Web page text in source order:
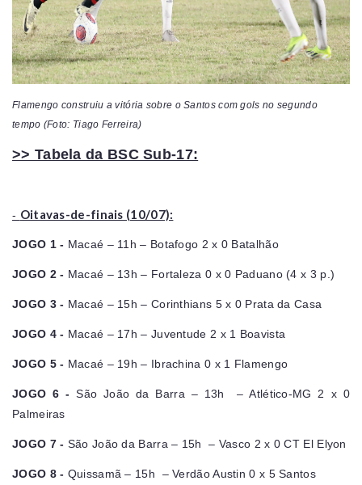
Flamengo construiu a vitória sobre o Santos com gols no segundo
tempo (Foto: Tiago Ferreira)
>> Tabela da BSC Sub-17:
- Oitavas-de-finais (10/07):
JOGO 1 - Macaé – 11h – Botafogo 2 x 0 Batalhão
JOGO 2 - Macaé – 13h – Fortaleza 0 x 0 Paduano (4 x 3 p.)
JOGO 3 - Macaé – 15h – Corinthians 5 x 0 Prata da Casa
JOGO 4 - Macaé – 17h – Juventude 2 x 1 Boavista
JOGO 5 - Macaé – 19h – Ibrachina 0 x 1 Flamengo
JOGO 6 - São João da Barra – 13h – Atlético-MG 2 x 0
Palmeiras
JOGO 7 - São João da Barra – 15h – Vasco 2 x 0 CT El Elyon
JOGO 8 - Quissamã – 15h – Verdão Austin 0 x 5 Santos